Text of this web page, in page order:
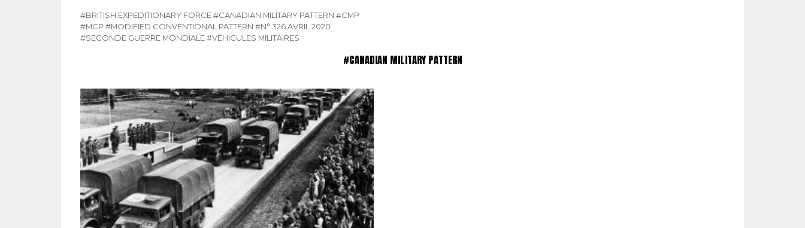
#BRITISH EXPEDITIONARY FORCE#CANADIAN MILITARY PATTERN #CMP
#MCP #MODIFIED CONVENTIONAL PATTERN #N° 326 AVRIL 2020
#SECONDE GUERRE MONDIALE#VÉHICULES MILITAIRES
#CANADIAN MILITARY PATTERN